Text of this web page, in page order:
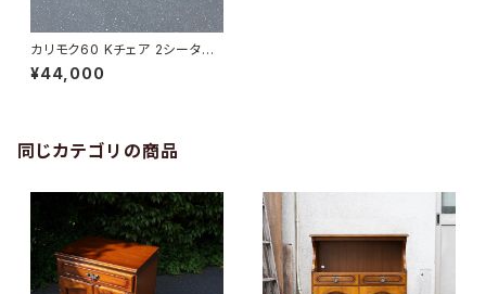
カリモク60 Kチェア 2シーター
ソファ スタンダードブラック
¥44,000
同じカテゴリの商品